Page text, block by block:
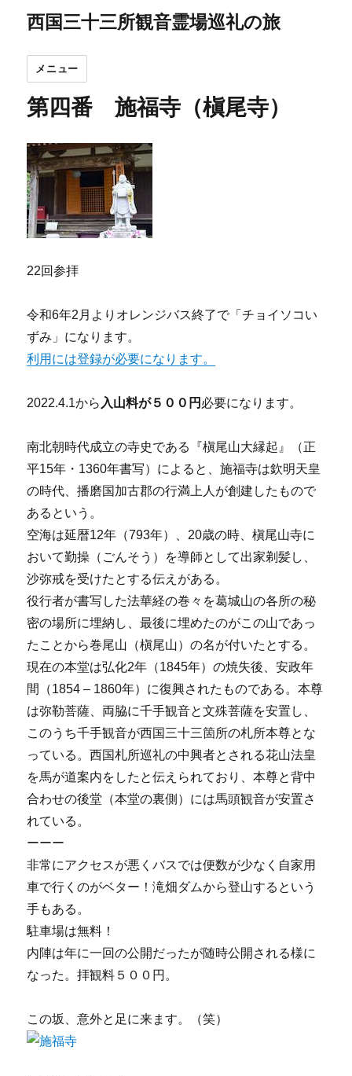
西国三十三所観音霊場巡礼の旅
メニュー
第四番 施福寺（槇尾寺）
22回参拝
令和6年2月よりオレンジバス終了で「チョイソコい
ずみ」になります。
利用には登録が必要になります。
2022.4.1から 入山料が５００円 必要になります。
南北朝時代成立の寺史である『槇尾山大縁起』（正
平15年・1360年書写）によると、施福寺は欽明天皇
の時代、播磨国加古郡の行満上人が創建したもので
あるという。
空海は延暦12年（793年）、20歳の時、槇尾山寺に
おいて勤操（ごんそう）を導師として出家剃髪し、
沙弥戒を受けたとする伝えがある。
役行者が書写した法華経の巻々を葛城山の各所の秘
密の場所に埋納し、最後に埋めたのがこの山であっ
たことから巻尾山（槇尾山）の名が付いたとする。
現在の本堂は弘化2年（1845年）の焼失後、安政年
間（1854 – 1860年）に復興されたものである。本尊
は弥勒菩薩、両脇に千手観音と文殊菩薩を安置し、
このうち千手観音が西国三十三箇所の札所本尊とな
っている。西国札所巡礼の中興者とされる花山法皇
を馬が道案内をしたと伝えられており、本尊と背中
合わせの後堂（本堂の裏側）には馬頭観音が安置さ
れている。
ーーー
非常にアクセスが悪くバスでは便数が少なく自家用
車で行くのがベター！滝畑ダムから登山するという
手もある。
駐車場は無料！
内陣は年に一回の公開だったが随時公開される様に
なった。拝観料５００円。
この坂、意外と足に来ます。（笑）